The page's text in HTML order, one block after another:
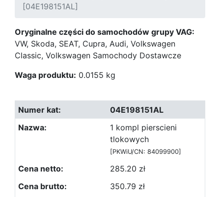
[04E198151AL]
Oryginalne części do samochodów grupy VAG:
VW, Skoda, SEAT, Cupra, Audi, Volkswagen
Classic, Volkswagen Samochody Dostawcze
Waga produktu: 0.0155 kg
04E198151AL
1 kompl pierscieni
tlokowych
[PKWiU/CN: 84099900]
285.20 zł
350.79 zł